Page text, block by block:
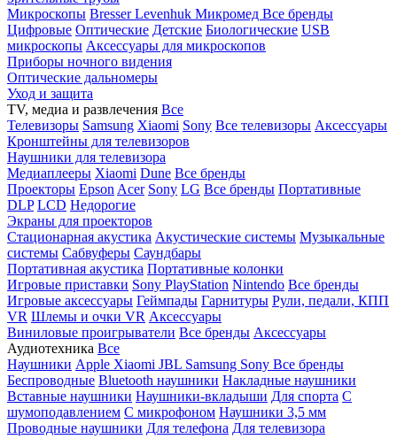
Микроскопы BresserLevenhuk Микромед Все бренды
Цифровые Оптические Детские Биологические USB
микроскопы Аксессуары для микроскопов
Приборы ночного видения
Оптические дальномеры
Уход и защита
TV, медиа и развлечения Все
Телевизоры Samsung Xiaomi Sony Все телевизоры Аксессуары
Кронштейны для телевизоров
Наушники для телевизора
Медиаплееры Xiaomi Dune Все бренды
Проекторы Epson Acer Sony LG Все бренды Портативные
DLP LCD Недорогие
Экраны для проекторов
Стационарная акустика Акустические системы Музыкальные
системы Сабвуферы Саундбары
Портативная акустика Портативные колонки
Игровые приставки Sony PlayStation Nintendo Все бренды
Игровые аксессуары Геймпады Гарнитуры Рули, педали, КПП
VR Шлемы и очки VR Аксессуары
Виниловые проигрыватели Все бренды Аксессуары
Аудиотехника Все
Наушники Apple Xiaomi JBL Samsung Sony Все бренды
Беспроводные Bluetooth наушники Накладные наушники
Вставные наушники Наушники-вкладыши Для спорта С
шумоподавлением С микрофоном Наушники 3,5 мм
Проводные наушники Для телефона Для телевизора